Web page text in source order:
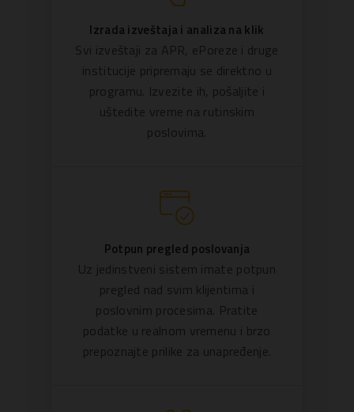
Izrada izveštaja i analiza na klik
Svi izveštaji za APR, ePoreze i druge
institucije pripremaju se direktno u
programu. Izvezite ih, pošaljite i
uštedite vreme na rutinskim
poslovima.
Potpun pregled poslovanja
Uz jedinstveni sistem imate potpun
pregled nad svim klijentima i
poslovnim procesima. Pratite
podatke u realnom vremenu i brzo
prepoznajte prilike za unapređenje.